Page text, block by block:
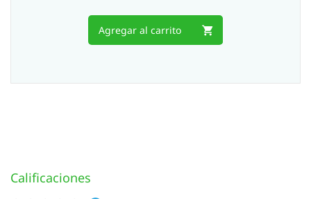
Agregar al carrito
Calificaciones